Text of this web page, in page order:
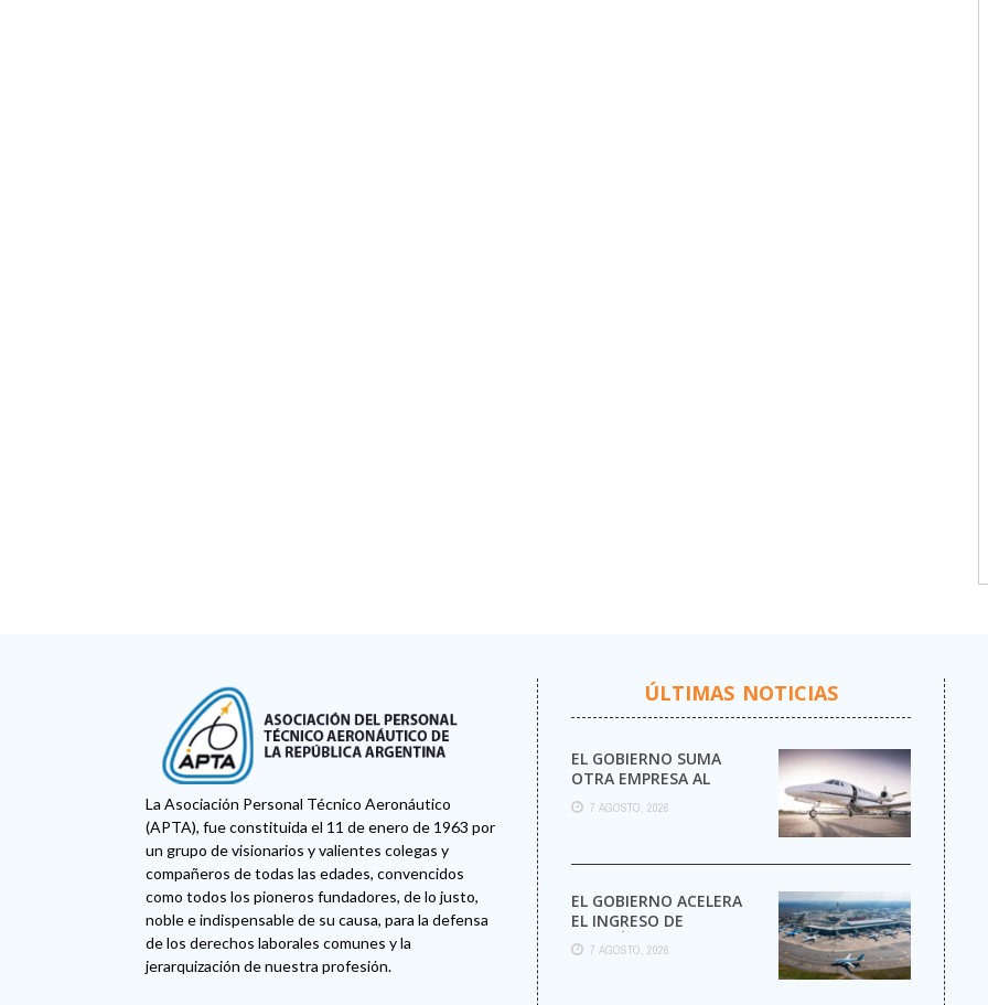
La Asociación Personal Técnico Aeronáutico
(APTA), fue constituida el 11 de enero de 1963 por
un grupo de visionarios y valientes colegas y
compañeros de todas las edades, convencidos
como todos los pioneros fundadores, de lo justo,
noble e indispensable de su causa, para la defensa
de los derechos laborales comunes y la
jerarquización de nuestra profesión.
ÚLTIMAS NOTICIAS
EL GOBIERNO SUMA
OTRA EMPRESA AL
NEGOCIO DE LOS VUELOS
PRIVADOS
7 AGOSTO, 2026
EL GOBIERNO ACELERA
EL INGRESO DE
AEROLÍNEAS
EXTRANJERAS CON
7 AGOSTO, 2026